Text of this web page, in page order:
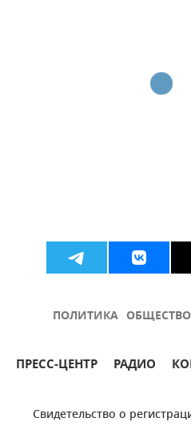
ПОЛИТИКА ОБЩЕСТВО
ПРЕСС-ЦЕНТР РАДИО
Свидетельство о